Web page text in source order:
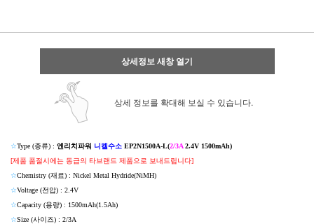
상세정보 새창 열기
상세 정보를 확대해 보실 수 있습니다.
☆Type (종류) : 엔리치파워 니켈수소 EP2N1500A-L(2/3A2.4V 1500mAh)
[제품 품절시에는 동급의 타브랜드 제품으로 보내드립니다]
☆Chemistry (재료) : Nickel Metal Hydride(NiMH)
☆Voltage (전압) : 2.4V
☆Capacity (용량) : 1500mAh(1.5Ah)
☆Size (사이즈) : 2/3A